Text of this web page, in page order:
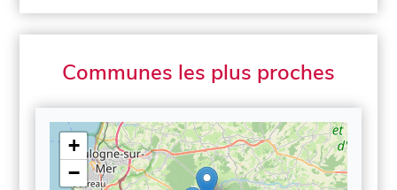
Communes les plus proches
+
−